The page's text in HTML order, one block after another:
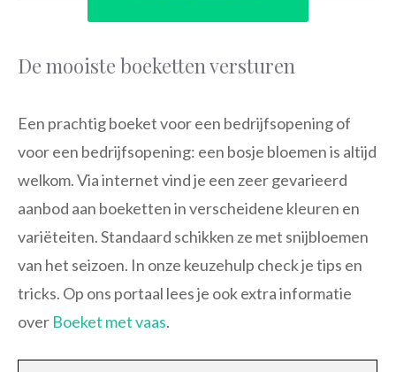
De mooiste boeketten versturen
Een prachtig boeket voor een bedrijfsopening of
voor een bedrijfsopening: een bosje bloemen is altijd
welkom. Via internet vind je een zeer gevarieerd
aanbod aan boeketten in verscheidene kleuren en
variëteiten. Standaard schikken ze met snijbloemen
van het seizoen. In onze keuzehulp check je tips en
tricks. Op ons portaal lees je ook extra informatie
over Boeket met vaas.